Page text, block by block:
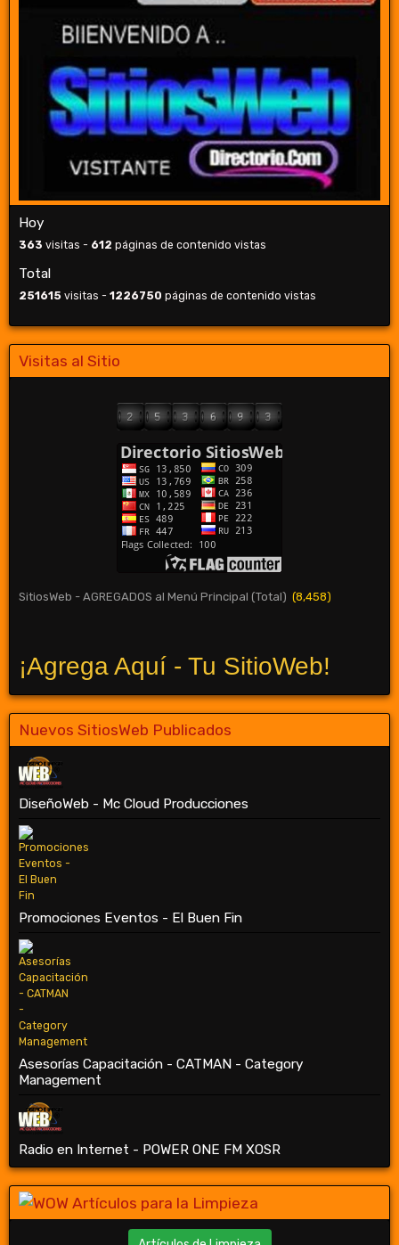
Hoy
363 visitas - 612 páginas de contenido vistas
Total
251615 visitas - 1226750 páginas de contenido vistas
Visitas al Sitio
SitiosWeb - AGREGADOS al Menú Principal (Total) (8,458)
¡Agrega Aquí - Tu SitioWeb!
Nuevos SitiosWeb Publicados
DiseñoWeb - Mc Cloud Producciones
Promociones Eventos - El Buen Fin
Asesorías Capacitación - CATMAN - Category
Management
Radio en Internet - POWER ONE FM XOSR